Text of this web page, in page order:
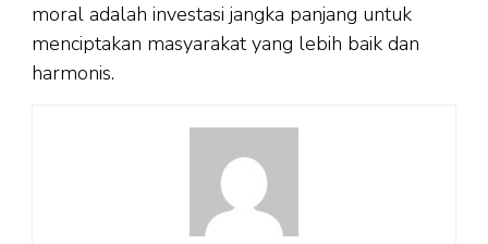
moral adalah investasi jangka panjang untuk
menciptakan masyarakat yang lebih baik dan
harmonis.